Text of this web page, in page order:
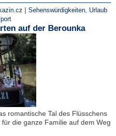
| Sehenswürdigkeiten, Urlaub
auf der Berounka
romantische Tal des Flüsschens
die ganze Familie auf dem Weg